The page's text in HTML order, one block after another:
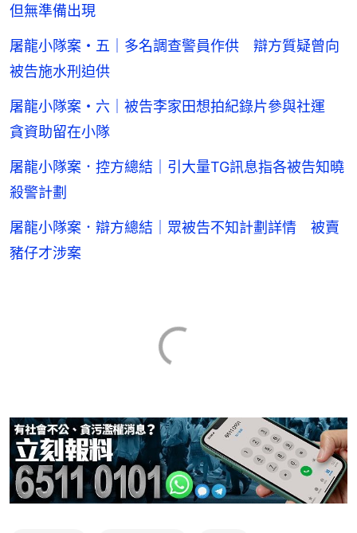
但無準備出現
屠龍小隊案・五｜多名調查警員作供 辯方質疑曾向
被告施水刑迫供
屠龍小隊案・六｜被告李家田想拍紀錄片參與社運
貪資助留在小隊
屠龍小隊案．控方總結｜引大量TG訊息指各被告知曉
殺警計劃
屠龍小隊案．辯方總結｜眾被告不知計劃詳情 被賣
豬仔才涉案